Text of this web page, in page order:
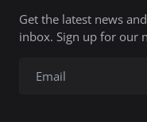
Get the latest news
inbox. Sign up for our